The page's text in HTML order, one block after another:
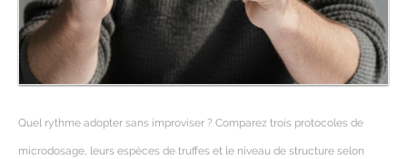
Quel rythme adopter sans improviser ? Comparez trois protocoles de
microdosage, leurs espèces de truffes et le niveau de structure selon